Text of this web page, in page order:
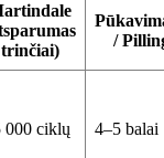
trinčiai)
/
000 ciklų 4–5 balai